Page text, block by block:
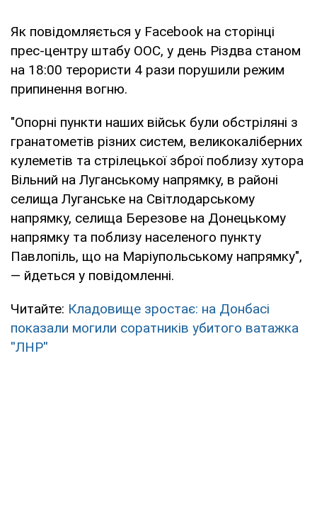
Як повідомляється у Facebook на сторінці
прес-центру штабу ООС, у день Різдва станом
на 18:00 терористи 4 рази порушили режим
припинення вогню.
"Опорні пункти наших військ були обстріляні з
гранатометів різних систем, великокаліберних
кулеметів та стрілецької зброї поблизу хутора
Вільний на Луганському напрямку, в районі
селища Луганське на Світлодарському
напрямку, селища Березове на Донецькому
напрямку та поблизу населеного пункту
Павлопіль, що на Маріупольському напрямку",
— йдеться у повідомленні.
Читайте: Кладовище зростає: на Донбасі
показали могили соратників убитого ватажка
''ЛНР''